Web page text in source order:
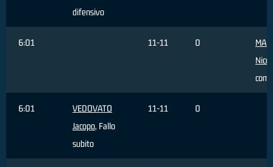
difensivo
6:01 11-11 0
6:01
VEDOVATO
Jacopo, Fallo
subito
11-11 0